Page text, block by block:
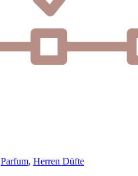
Parfum, Herren Düfte